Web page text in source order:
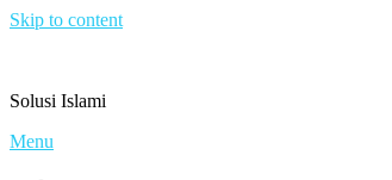
Skip to content
Solusi Islami
Menu